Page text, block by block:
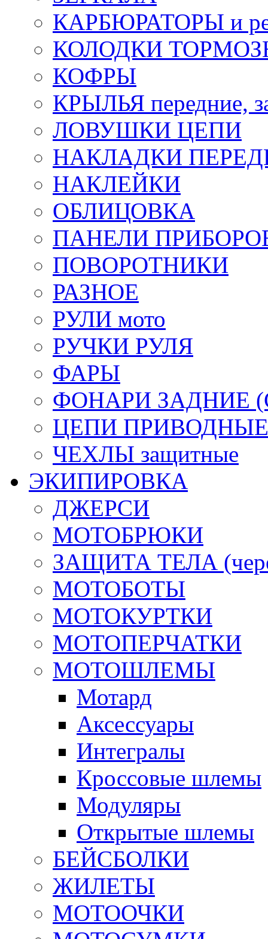
КАРБЮРАТОРЫ и
КОЛОДКИ
КОФРЫ
КРЫЛЬЯ передние,
ЛОВУШКИ ЦЕПИ
НАКЛАДКИ
НАКЛЕЙКИ
ОБЛИЦОВКА
ПАНЕЛИ
ПОВОРОТНИКИ
РАЗНОЕ
РУЛИ мото
РУЧКИ РУЛЯ
ФАРЫ
ФОНАРИ ЗАДНИЕ
ЦЕПИ ПРИВОДНЫЕ
ЧЕХЛЫ защитные
ЭКИПИРОВКА
ДЖЕРСИ
МОТОБРЮКИ
ЗАЩИТА ТЕЛА
МОТОБОТЫ
МОТОКУРТКИ
МОТОПЕРЧАТКИ
МОТОШЛЕМЫ
Мотард
Аксессуары
Интегралы
Кроссовые шлемы
Модуляры
Открытые шлемы
БЕЙСБОЛКИ
ЖИЛЕТЫ
МОТООЧКИ